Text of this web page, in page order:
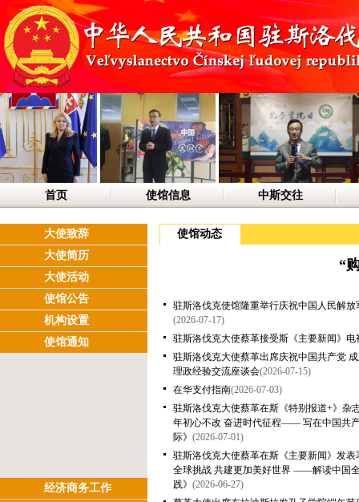
首页 使馆信息 中斯交往
大使致辞
大使简历
大使活动
使馆公告
机构设置
使馆通知
经济商务工作
使馆动态
“
驻斯洛伐克使馆隆重举行庆祝中国人民解放
(2026-07-17)
驻斯洛伐克大使蔡革接受斯《主要新闻》电
驻斯洛伐克大使蔡革出席庆祝中国共产党
理政经验交流座谈会(2026-07-15)
在华支付指南(2026-07-03)
驻斯洛伐克大使蔡革在斯《特别报道+》杂
年初心不改 奋进时代征程—— 写在中国共
际》 (2026-07-01)
驻斯洛伐克大使蔡革在斯《主要新闻》发
全球挑战 共建更加美好世界 ——解读中国
践》 (2026-06-27)